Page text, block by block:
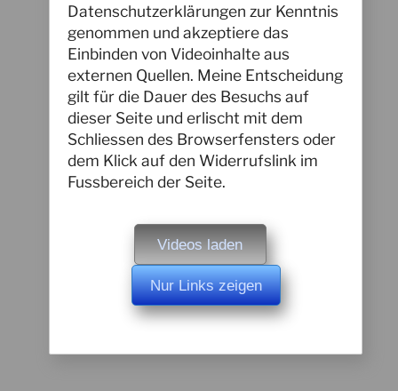
Datenschutzerklärungen zur Kenntnis
genommen und akzeptiere das
Einbinden von Videoinhalte aus
externen Quellen. Meine Entscheidung
gilt für die Dauer des Besuchs auf
dieser Seite und erlischt mit dem
Schliessen des Browserfensters oder
dem Klick auf den Widerrufslink im
Fussbereich der Seite.